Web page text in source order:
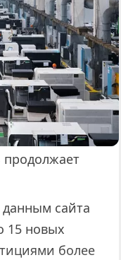
сайта
15 новых
более